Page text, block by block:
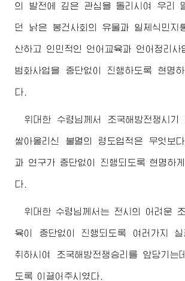
의 발전에 깊은 관심을 돌리시여 우리
던 낡은 봉건사회의 유물과 일제식민지
산하고 인민적인 언어교육과 언어정리사
범화사업을 중단없이 진행하도록 현명
다.
위대한 수령님 께서 조국해방전쟁시기
쌓아올리신 불멸의 령도업적은 무엇보
과 연구가 중단없이 진행되도록 현명하
다.
위대한 수령님 께서는 전시의 어려운
육이 중단없이 진행되도록 여러가지 실
취하시여 조국해방전쟁승리를 앞당기는
도록 이끌어주시였다.